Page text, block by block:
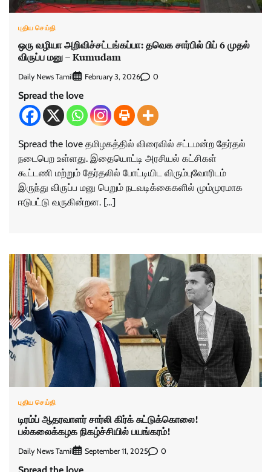
புதிய செய்தி
ஒரு வழியா அறிவிச்சட்டங்கப்பா: தவெக சார்பில் பிப் 6 முதல்
விருப்ப மனு – Kumudam
Daily News Tamil February 3, 2026 0
Spread the love
Spread the love தமிழகத்தில் விரைவில் சட்டமன்ற தேர்தல்
நடைபெற உள்ளது. இதையொட்டி அரசியல் கட்சிகள்
கூட்டணி மற்றும் தேர்தலில் போட்டியிட விரும்புவோரிடம்
இருந்து விருப்ப மனு பெறும் நடவடிக்கைகளில் மும்முரமாக
ஈடுபட்டு வருகின்றன. […]
புதிய செய்தி
டிரம்ப் ஆதரவாளர் சார்லி கிர்க் சுட்டுக்கொலை!
பல்கலைக்கழக நிகழ்ச்சியில் பயங்கரம்!
Daily News Tamil September 11, 2025 0